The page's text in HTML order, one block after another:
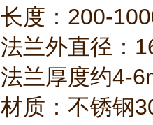
长度：200-
法兰外直径
法兰厚度约
材质：不锈钢